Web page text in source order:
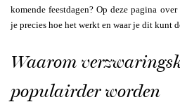
komende feestdagen? Op deze pagina over
je precies hoe het werkt en waar je dit kunt
Waarom
populairder worden